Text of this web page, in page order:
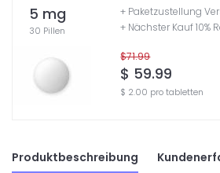
5 mg
30 Pillen
$71.99
$ 59.99
$ 2.00 pro tabletten
+ Paketzustellung
+ Nächster Kauf 10%
Produktbeschreibung